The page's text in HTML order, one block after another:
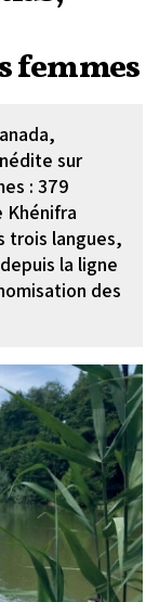
femmes
sur
: 379
Khénifra
trois langues,
la ligne
des